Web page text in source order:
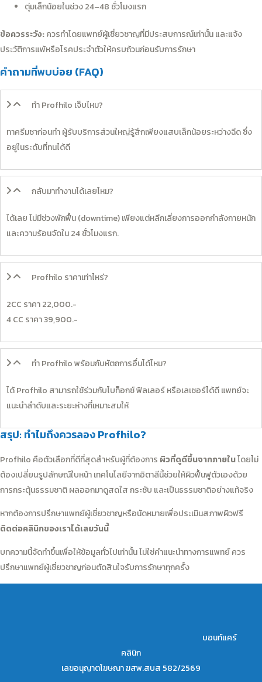
ตุ่มเล็กน้อยในช่วง 24–48 ชั่วโมงแรก
ข้อควรระวัง:ควรทำโดยแพทย์ผู้เชี่ยวชาญที่มีประสบการณ์เท่านั้น และแจ้ง
ประวัติการแพ้หรือโรคประจำตัวให้ครบถ้วนก่อนรับการรักษา
คำถามที่พบบ่อย (FAQ)
ทำ Profhilo เจ็บไหม?
ทาครีมชาก่อนทำ ผู้รับบริการส่วนใหญ่รู้สึกเพียงแสบเล็กน้อยระหว่างฉีด ซึ่ง
อยู่ในระดับที่ทนได้ดี
กลับมาทำงานได้เลยไหม?
ได้เลย ไม่มีช่วงพักฟื้น (downtime) เพียงแต่หลีกเลี่ยงการออกกำลังกายหนัก
และความร้อนจัดใน 24 ชั่วโมงแรก.
Profhilo ราคาเท่าไหร่?
2CC ราคา 22,000.-
4 CC ราคา 39,900.-
ทำ Profhilo พร้อมกับหัตถการอื่นได้ไหม?
ได้ Profhilo สามารถใช้ร่วมกับโบท็อกซ์ ฟิลเลอร์ หรือเลเซอร์ได้ดี แพทย์จะ
แนะนำลำดับและระยะห่างที่เหมาะสมให้
สรุป: ทำไมถึงควรลอง Profhilo?
Profhilo คือตัวเลือกที่ดีที่สุดสำหรับผู้ที่ต้องการ ผิวที่ดูดีขึ้นจากภายในโดยไม่
ต้องเปลี่ยนรูปลักษณ์ใบหน้า เทคโนโลยีจากอิตาลีนี้ช่วยให้ผิวฟื้นฟูตัวเองด้วย
การกระตุ้นธรรมชาติ ผลออกมาดูสดใส กระชับ และเป็นธรรมชาติอย่างแท้จริง
หากต้องการปรึกษาแพทย์ผู้เชี่ยวชาญหรือนัดหมายเพื่อประเมินสภาพผิวฟรี
ติดต่อคลินิกของเราได้เลยวันนี้
บทความนี้จัดทำขึ้นเพื่อให้ข้อมูลทั่วไปเท่านั้น ไม่ใช่คำแนะนำทางการแพทย์ ควร
ปรึกษาแพทย์ผู้เชี่ยวชาญก่อนตัดสินใจรับการรักษาทุกครั้ง
บอนท์แคร์
คลินิก
เลขอนุญาตโฆษณา ฆสพ.สบส 582/2569